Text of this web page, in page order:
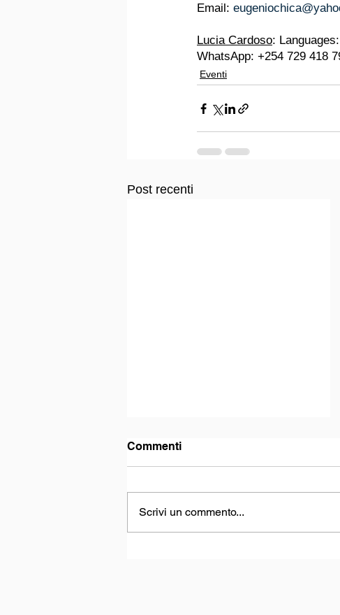
Email:
Lucia Cardoso:
WhatsApp: +254 729 418
Eventi
Post recenti
Commenti
Scrivi un commento...